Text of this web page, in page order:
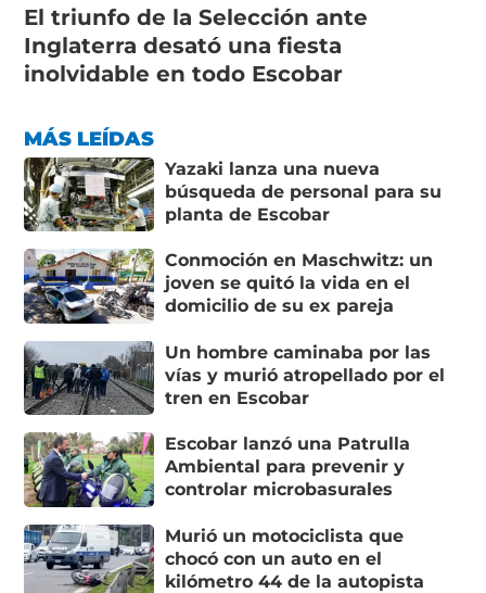
El triunfo de la Selección ante
Inglaterra desató una fiesta
inolvidable en todo Escobar
MÁS LEÍDAS
Yazaki lanza una nueva
búsqueda de personal para su
planta de Escobar
Conmoción en Maschwitz: un
joven se quitó la vida en el
domicilio de su ex pareja
Un hombre caminaba por las
vías y murió atropellado por el
tren en Escobar
Escobar lanzó una Patrulla
Ambiental para prevenir y
controlar microbasurales
Murió un motociclista que
chocó con un auto en el
kilómetro 44 de la autopista